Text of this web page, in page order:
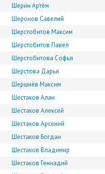
Шерин Артём
Шеронов Савелий
Шерстобитов Максим
Шерстобитов Павел
Шерстобитова Софья
Шерстова Дарья
Шершнёв Максим
Шестаков Алан
Шестаков Алексей
Шестаков Арсений
Шестаков Богдан
Шестаков Владимир
Шестаков Геннадий